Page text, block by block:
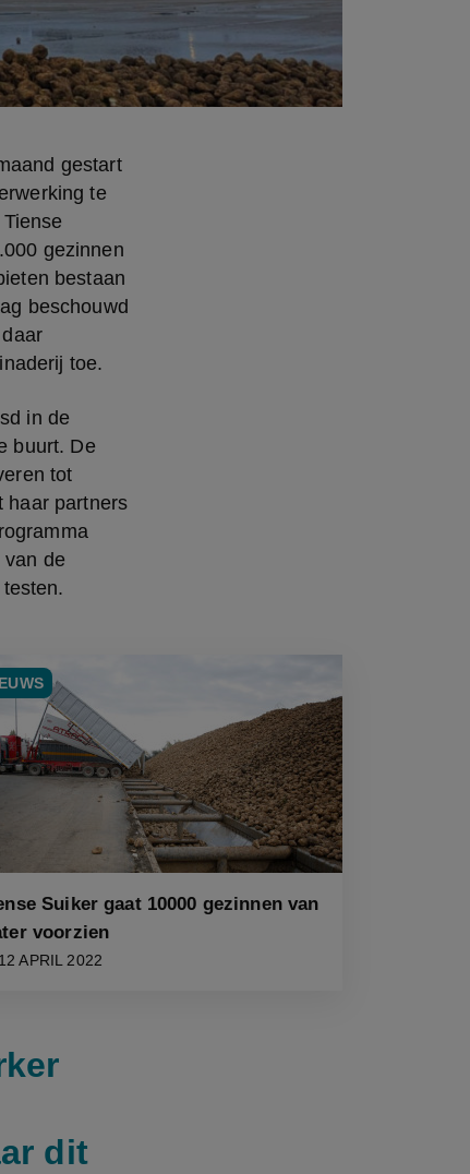
gestart
te
gezinnen
bestaan
beschouwd
toe.
in de
buurt. De
tot
haar partners
de
Suiker gaat 10000 gezinnen van
voorzien
12 APRIL 2022
dit